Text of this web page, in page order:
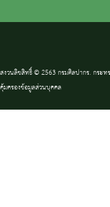
สงวนลิขสิทธิ์ © 2563 กรมศิลปากร. กระท
คุ้มครองข้อมูลส่วนบุคคล